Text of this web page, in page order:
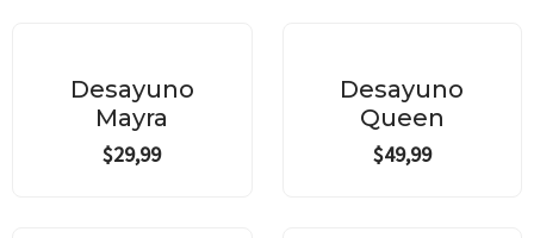
Desayuno
Mayra
$29,99
Desayuno
Queen
$49,99